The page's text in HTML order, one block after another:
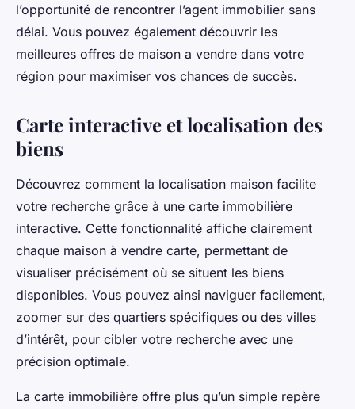
l’opportunité de rencontrer l’agent immobilier sans
délai. Vous pouvez également découvrir les
meilleures offres de maison a vendre dans votre
région pour maximiser vos chances de succès.
Carte interactive et localisation des
biens
Découvrez comment la localisation maison facilite
votre recherche grâce à une carte immobilière
interactive. Cette fonctionnalité affiche clairement
chaque maison à vendre carte, permettant de
visualiser précisément où se situent les biens
disponibles. Vous pouvez ainsi naviguer facilement,
zoomer sur des quartiers spécifiques ou des villes
d’intérêt, pour cibler votre recherche avec une
précision optimale.
La carte immobilière offre plus qu’un simple repère